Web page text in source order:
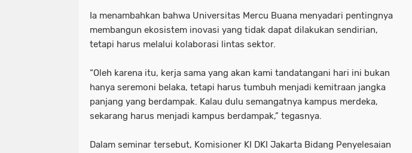
Ia menambahkan bahwa Universitas Mercu Buana menyadari pentingnya
membangun ekosistem inovasi yang tidak dapat dilakukan sendirian,
tetapi harus melalui kolaborasi lintas sektor.
“Oleh karena itu, kerja sama yang akan kami tandatangani hari ini bukan
hanya seremoni belaka, tetapi harus tumbuh menjadi kemitraan jangka
panjang yang berdampak. Kalau dulu semangatnya kampus merdeka,
sekarang harus menjadi kampus berdampak,” tegasnya.
Dalam seminar tersebut, Komisioner KI DKI Jakarta Bidang Penyelesaian